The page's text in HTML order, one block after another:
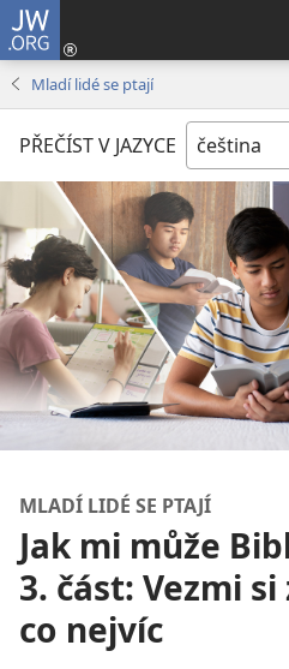
JW.ORG
Mladí lidé se ptají
PŘEČÍST V JAZYCE
MLADÍ LIDÉ SE PTAJÍ
Jak mi může
3. část: Vezmi
co nejvíc